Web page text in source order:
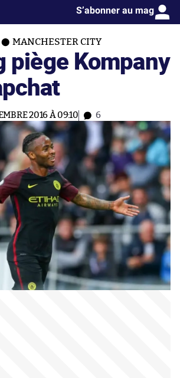
S’abonner au mag
MANCHESTER CITY
piège Kompany
2016 À 09:10 6